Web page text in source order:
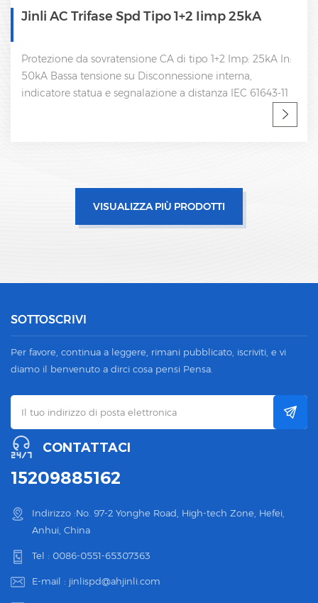
Jinli AC Trifase Spd Tipo 1+2 Iimp 25kA
Protezione da sovratensione CA di tipo 1+2 Imp: 25kA In:
50kA Bassa tensione su Disconnessione interna,
indicatore statua e segnalazione a distanza IEC 61643-11
VISUALIZZA PIÙ PRODOTTI
SOTTOSCRIVI
Per favore, continua a leggere, rimani pubblicato, iscriviti, e vi
diamo il benvenuto a dirci cosa pensi Pensa.
CONTATTACI
15209885162
Indirizzo :No. 97-2 Yonghe Road, High-tech Zone, Hefei,
Anhui, China
Tel : 0086-0551-65307363
E-mail : jinlispd@ahjinli.com